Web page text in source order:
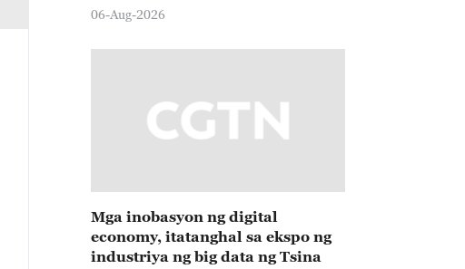
Tsina
06-Aug-2026
Mga inobasyon ng digital
economy, itatanghal sa ekspo ng
industriya ng big data ng Tsina